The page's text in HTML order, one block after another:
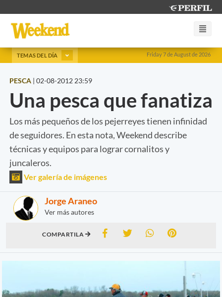
Friday 7 de August de 2026
TEMAS DEL DÍA
PESCA | 02-08-2012 23:59
Una pesca que fanatiza
Los más pequeños de los pejerreyes tienen infinidad
de seguidores. En esta nota, Weekend describe
técnicas y equipos para lograr cornalitos y
juncaleros.
Ver galería de imágenes
Jorge Araneo
Ver más autores
COMPARTILA